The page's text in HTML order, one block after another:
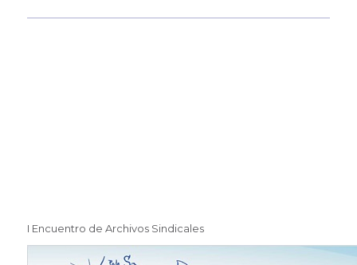
I Encuentro de Archivos Sindicales